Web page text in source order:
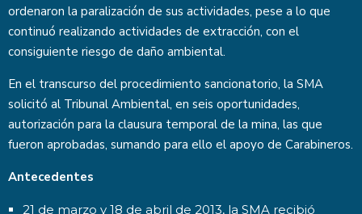
ordenaron la paralización de sus actividades, pese a lo que
continuó realizando actividades de extracción, con el
consiguiente riesgo de daño ambiental.
En el transcurso del procedimiento sancionatorio, la SMA
solicitó al Tribunal Ambiental, en seis oportunidades,
autorización para la clausura temporal de la mina, las que
fueron aprobadas, sumando para ello el apoyo de Carabineros.
Antecedentes
21 de marzo y 18 de abril de 2013, la SMA recibió